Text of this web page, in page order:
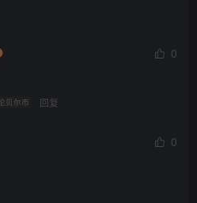
0
贝尔市 回复
0